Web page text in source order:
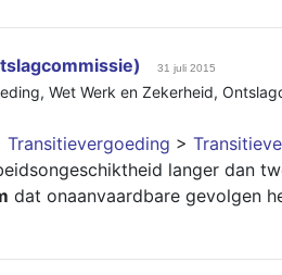
31 juli 2015
, Wet Werk en Zekerheid,
Transitievergoeding >
langer dan
dat onaanvaardbare gevolgen